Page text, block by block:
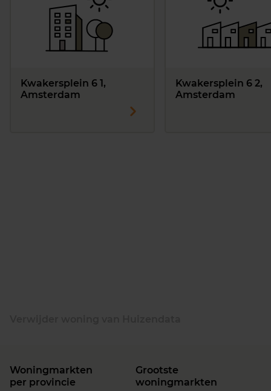
Kwakersplein 6 1,
Amsterdam
Kwakersplein 6 2,
Amsterdam
Woningmarkten
per provincie
Grootste
woningmarkten